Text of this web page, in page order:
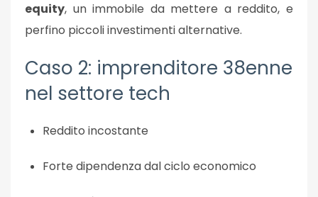
equity, un immobile da mettere a reddito, e
perfino piccoli investimenti alternative.
Caso 2: imprenditore 38enne
nel settore tech
Reddito incostante
Forte dipendenza dal ciclo economico